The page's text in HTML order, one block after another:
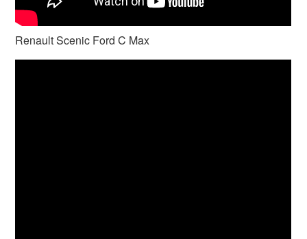
Renault Scenic Ford C Max